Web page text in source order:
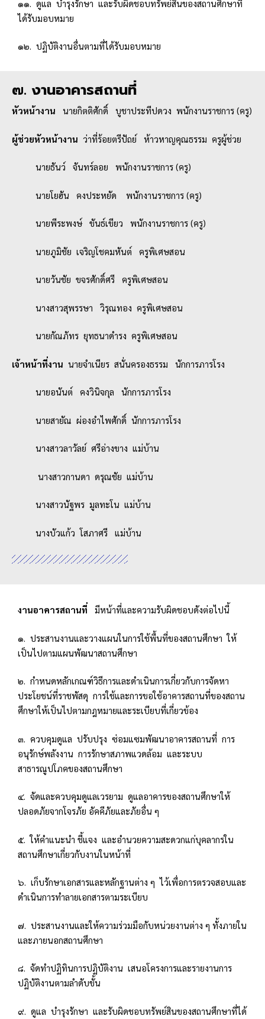
๑๑. ดูแล บำรุงรักษา และรับผิดชอบทรัพย์สินของสถานศึกษาที่
ได้รับมอบหมาย
๑๒. ปฏิบัติงานอื่นตามที่ได้รับมอบหมาย
๗. งานอาคารสถานที่
หัวหน้างาน นายกิตติศักดิ์ บูชาประทีปดวง พนักงานราชการ (ครู)
ผู้ช่วยหัวหน้างาน ว่าที่ร้อยตรีปัถย์ ห้าวหาญคุณธรรม ครูผู้ช่วย
นายธันว์ จันทร์ลอย พนักงานราชการ (ครู)
นายโยฮัน คงประหยัด พนักงานราชการ (ครู)
นายพีระพงษ์ ขันธ์เขียว พนักงานราชการ (ครู)
นายภูมิชัย เจริญโชคมหันต์ ครูพิเศษสอน
นายวันชัย ขจรศักดิ์ศรี ครูพิเศษสอน
นางสาวสุพรรษา วิรุณทอง ครูพิเศษสอน
นายกัณภัทร ยุทธนาดำรง ครูพิเศษสอน
เจ้าหน้าที่งาน นายจำเนียร สนั่นครองธรรม นักการภารโรง
นายอนันต์ คงวินิจกุล นักการภารโรง
นายสายัณ ผ่องอำไพศักดิ์ นักการภารโรง
นางสาวลาวัลย์ ศรีอ่างขาง แม่บ้าน
นางสาวกานดา ดรุณชัย แม่บ้าน
นางสาวนัฐพร มูลทะโน แม่บ้าน
นางบัวแก้ว โสภาศรี แม่บ้าน
งานอาคารสถานที่ มีหน้าที่และความรับผิดชอบดังต่อไปนี้
๑. ประสานงานและวางแผนในการใช้พื้นที่ของสถานศึกษา ให้
เป็นไปตามแผนพัฒนาสถานศึกษา
๒. กำหนดหลักเกณฑ์วิธีการและดำเนินการเกี่ยวกับการจัดหา
ประโยชน์ที่ราชพัสดุ การใช้และการขอใช้อาคารสถานที่ของสถาน
ศึกษาให้เป็นไปตามกฎหมายและระเบียบที่เกี่ยวข้อง
๓. ควบคุมดูแล ปรับปรุง ซ่อมแซมพัฒนาอาคารสถานที่ การ
อนุรักษ์พลังงาน การรักษาสภาพแวดล้อม และระบบ
สาธารณูปโภคของสถานศึกษา
๔. จัดและควบคุมดูแลเวรยาม ดูแลอาคารของสถานศึกษาให้
ปลอดภัยจากโจรภัย อัคคีภัยและภัยอื่น ๆ
๕. ให้คำแนะนำ ชี้แจง และอำนวยความสะดวกแก่บุคลากรใน
สถานศึกษาเกี่ยวกับงานในหน้าที่
๖. เก็บรักษาเอกสารและหลักฐานต่าง ๆ ไว้เพื่อการตรวจสอบและ
ดำเนินการทำลายเอกสารตามระเบียบ
๗. ประสานงานและให้ความร่วมมือกับหน่วยงานต่าง ๆ ทั้งภายใน
และภายนอกสถานศึกษา
๘. จัดทำปฏิทินการปฏิบัติงาน เสนอโครงการและรายงานการ
ปฏิบัติงานตามลำดับขั้น
๙. ดูแล บำรุงรักษา และรับผิดชอบทรัพย์สินของสถานศึกษาที่ได้